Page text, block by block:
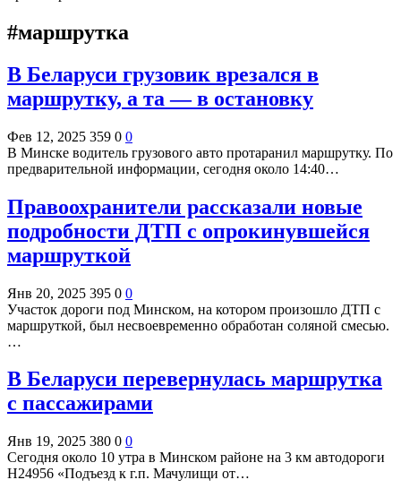
#маршрутка
В Беларуси грузовик врезался в
маршрутку, а та — в остановку
Фев 12, 2025 359 0 0
В Минске водитель грузового авто протаранил маршрутку. По
предварительной информации, сегодня около 14:40…
Правоохранители рассказали новые
подробности ДТП с опрокинувшейся
маршруткой
Янв 20, 2025 395 0 0
Участок дороги под Минском, на котором произошло ДТП с
маршруткой, был несвоевременно обработан соляной смесью.
…
В Беларуси перевернулась маршрутка
с пассажирами
Янв 19, 2025 380 0 0
Сегодня около 10 утра в Минском районе на 3 км автодороги
Н24956 «Подъезд к г.п. Мачулищи от…